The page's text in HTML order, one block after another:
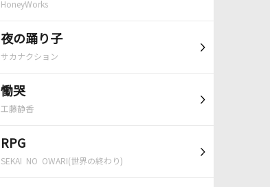
HoneyWorks
夜の踊り子
サカナクション
慟哭
工藤静香
RPG
SEKAI NO OWARI(世界の終わり)